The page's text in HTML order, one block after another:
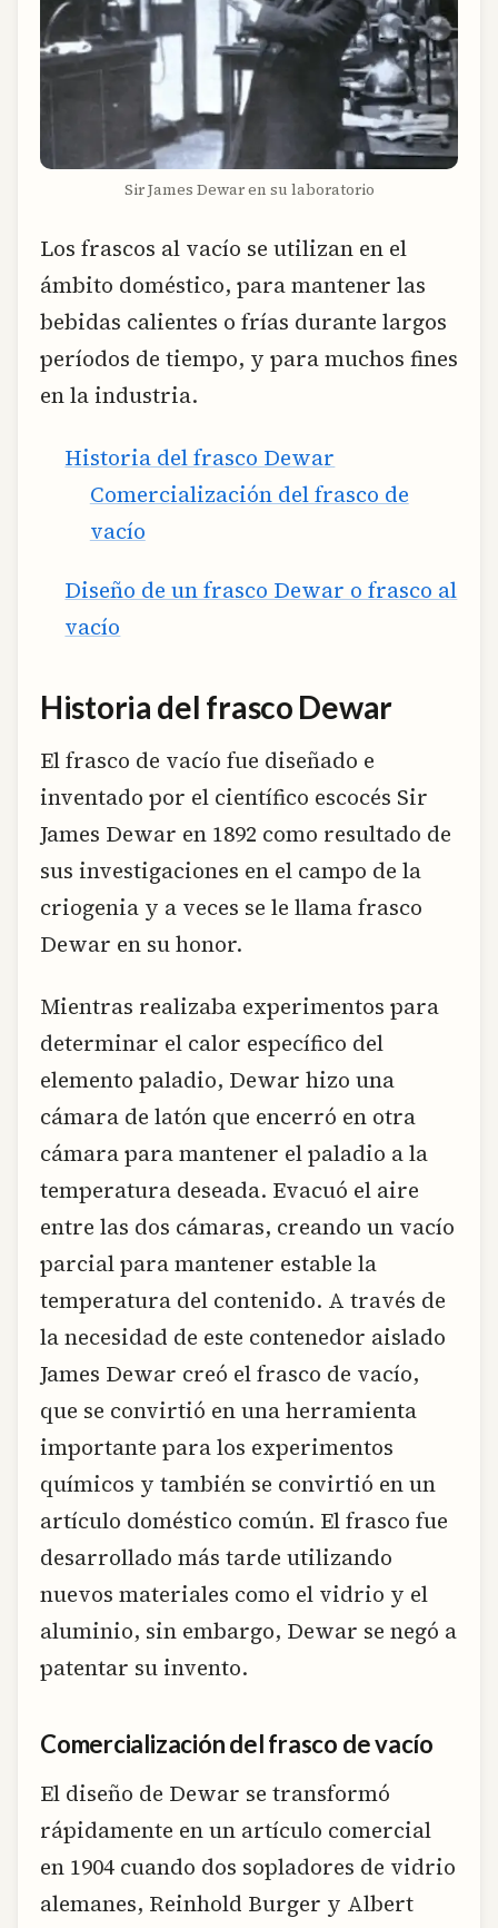
Sir James Dewar en su laboratorio
Los frascos al vacío se utilizan en el
ámbito doméstico, para mantener las
bebidas calientes o frías durante largos
períodos de tiempo, y para muchos fines
en la industria.
Historia del frasco Dewar
Comercialización del frasco de
vacío
Diseño de un frasco Dewar o frasco al
vacío
Historia del frasco Dewar
El frasco de vacío fue diseñado e
inventado por el científico escocés Sir
James Dewar en 1892 como resultado de
sus investigaciones en el campo de la
criogenia y a veces se le llama frasco
Dewar en su honor.
Mientras realizaba experimentos para
determinar el calor específico del
elemento paladio, Dewar hizo una
cámara de latón que encerró en otra
cámara para mantener el paladio a la
temperatura deseada. Evacuó el aire
entre las dos cámaras, creando un vacío
parcial para mantener estable la
temperatura del contenido. A través de
la necesidad de este contenedor aislado
James Dewar creó el frasco de vacío,
que se convirtió en una herramienta
importante para los experimentos
químicos y también se convirtió en un
artículo doméstico común. El frasco fue
desarrollado más tarde utilizando
nuevos materiales como el vidrio y el
aluminio, sin embargo, Dewar se negó a
patentar su invento.
Comercialización del frasco de vacío
El diseño de Dewar se transformó
rápidamente en un artículo comercial
en 1904 cuando dos sopladores de vidrio
alemanes, Reinhold Burger y Albert